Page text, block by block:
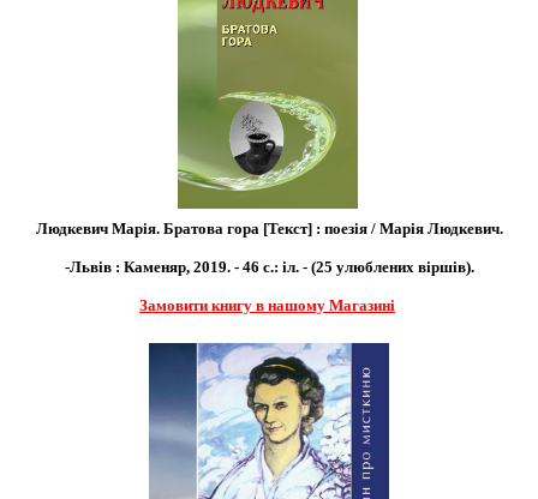
Людкевич Марія. Братова гора [Текст] : поезія / Марія Людкевич.
-Львів : Каменяр, 2019. - 46 с.: іл. - (25 улюблених віршів).
Замовити книгу в нашому Магазині